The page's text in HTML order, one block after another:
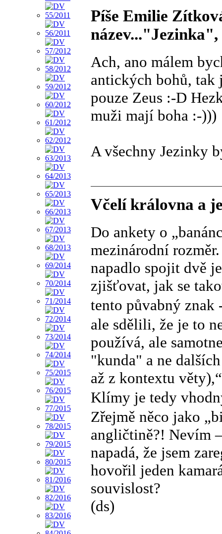
Píše Emilie
název..."Jezinka",
Ach, ano málem
antických bohů,
pouze Zeus :-D
muži mají boha :-)))
A všechny Jezinky
Včelí královna a
Do ankety o
mezinárodní
napadlo spojit dvě
zjišťovat, jak se
tento půvabný znak
ale sdělili, že je to
používá, ale
"kunda" a ne
až z kontextu
Klímy je tedy
Zřejmě něco jako
angličtině?! Nevím
napadá, že jsem
hovořil jeden
souvislost?
(ds)